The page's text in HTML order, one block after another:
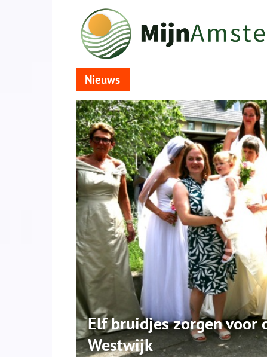
Nieuws
Elf bruidjes zorgen voor
Westwijk